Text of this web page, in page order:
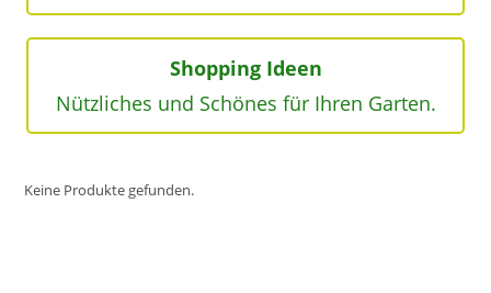
Shopping Ideen
Nützliches und Schönes für Ihren Garten.
Keine Produkte gefunden.